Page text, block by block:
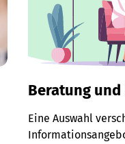
Beratung
Eine Auswahl